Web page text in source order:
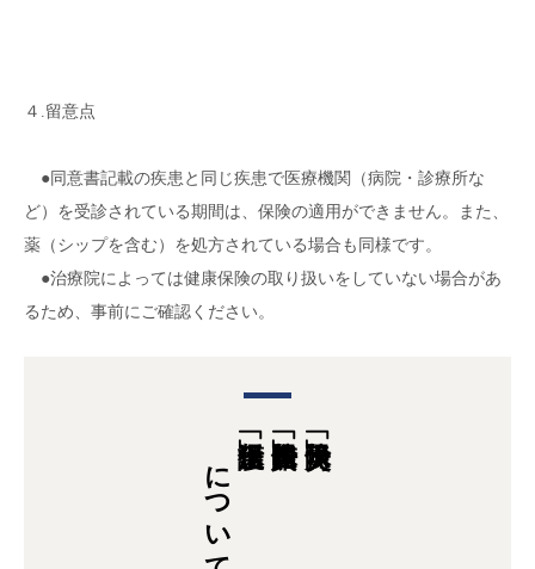
４.留意点
●同意書記載の疾患と同じ疾患で医療機関（病院・診療所な
ど）を受診されている期間は、保険の適用ができません。また、
薬（シップを含む）を処方されている場合も同様です。
●治療院によっては健康保険の取り扱いをしていない場合があ
るため、事前にご確認ください。
について